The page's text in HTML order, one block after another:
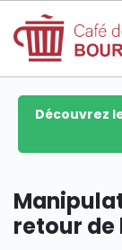
Découvrez
retour de